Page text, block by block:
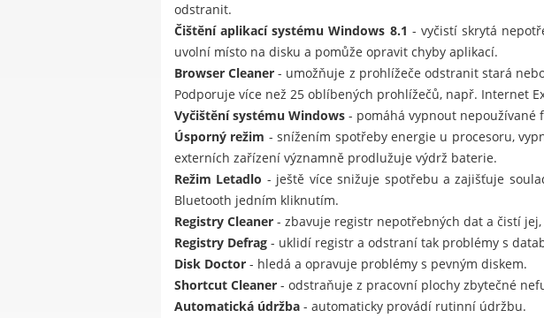
odstranit.
Čištění aplikací systému Windows 8.1 - vyčistí skrytá
uvolní místo na disku a pomůže opravit chyby aplikací.
Browser Cleaner - umožňuje z prohlížeče odstranit stará
Podporuje více než 25 oblíbených prohlížečů, např. Internet
Vyčištění systému Windows - pomáhá vypnout nepoužívané
Úsporný režim - snížením spotřeby energie u procesoru,
externích zařízení významně prodlužuje výdrž baterie.
Režim Letadlo - ještě více snižuje spotřebu a zajišťuje
Bluetooth jedním kliknutím.
Registry Cleaner - zbavuje registr nepotřebných dat a čistí
Registry Defrag - uklidí registr a odstraní tak problémy s
Disk Doctor - hledá a opravuje problémy s pevným diskem.
Shortcut Cleaner - odstraňuje z pracovní plochy zbytečné
Automatická údržba - automaticky provádí rutinní údržbu.